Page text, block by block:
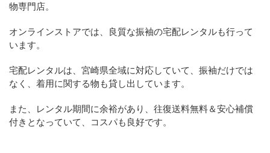
物専門店。
オンラインストアでは、良質な振袖の宅配レンタルも行って
います。
宅配レンタルは、宮崎県全域に対応していて、振袖だけでは
なく、着用に関する物も貸し出しています。
また、レンタル期間に余裕があり、往復送料無料＆安心補償
付きとなっていて、コスパも良好です。